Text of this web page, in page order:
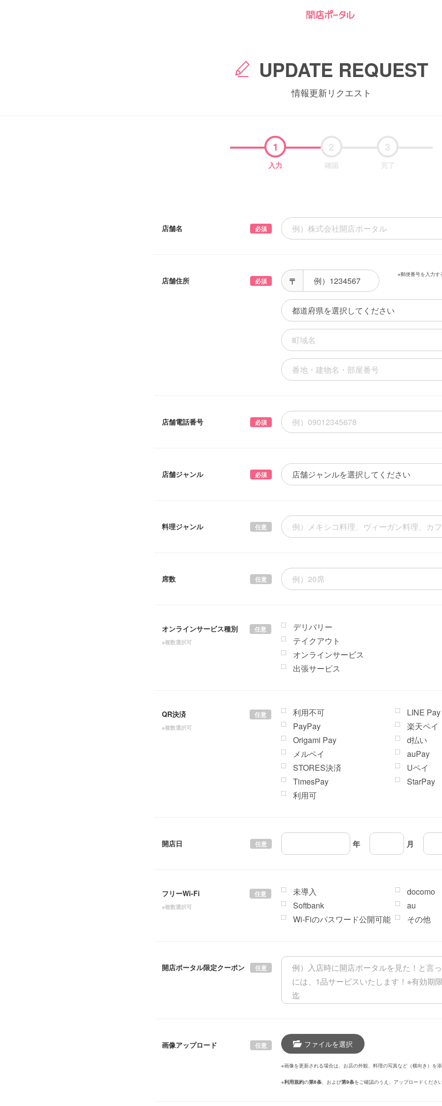
UPDATE REQUEST
情報更新リクエスト
1
入力
2
確認
3
完了
店舗名 必須
店舗住所 必須
※郵便番号を入力す
店舗電話番号 必須
店舗ジャンル 必須
料理ジャンル 任意
席数 任意
オンラインサービス種別 任意
※複数選択可
デリバリー
テイクアウト
オンラインサービス
出張サービス
QR決済 任意
※複数選択可
利用不可
LINE Pay
PayPay
楽天ペイ
Origami Pay
d払い
メルペイ
auPay
STORES決済
Uペイ
TimesPay
StarPay
利用可
開店日 任意 年 月
フリーWi-Fi 任意
※複数選択可
未導入
docomo
Softbank
au
Wi-Fiのパスワード公開可能
その他
開店ポータル限定クーポン 任意
画像アップロード 任意 ファイルを選択
※画像を更新される場合は、お店の外観、料理の写真など（横向き）を
※利用規約の第6条、および第9条をご確認のうえ、アップロードくださ